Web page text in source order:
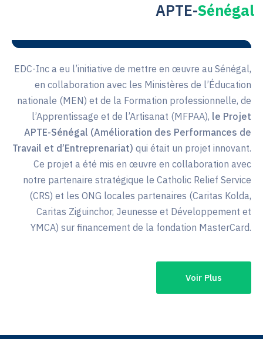
APTE-Sénégal
EDC-Inc a eu l’initiative de mettre en œuvre au Sénégal,
en collaboration avec les Ministères de l’Éducation
nationale (MEN) et de la Formation professionnelle, de
l’Apprentissage et de l’Artisanat (MFPAA), le Projet
APTE-Sénégal (Amélioration des Performances de
Travail et d’Entreprenariat) qui était un projet innovant.
Ce projet a été mis en œuvre en collaboration avec
notre partenaire stratégique le Catholic Relief Service
(CRS) et les ONG locales partenaires (Caritas Kolda,
Caritas Ziguinchor, Jeunesse et Développement et
YMCA) sur financement de la fondation MasterCard.
Voir Plus